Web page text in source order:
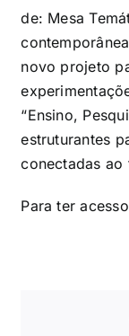
de: Mesa
novo projeto
“Ensino,
estruturantes
conectadas ao
Para ter